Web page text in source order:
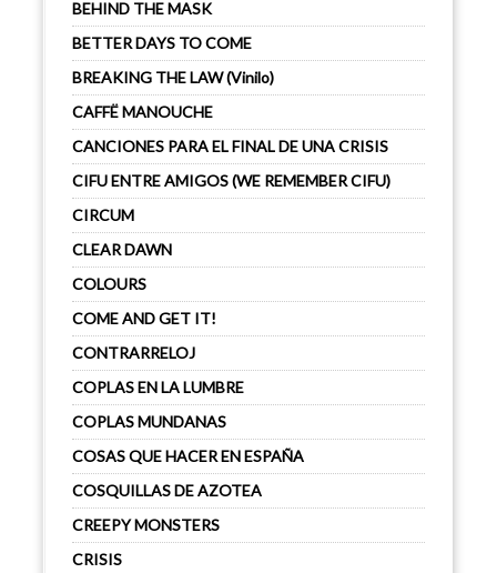
BEHIND THE MASK
BETTER DAYS TO COME
BREAKING THE LAW (Vinilo)
CAFFË MANOUCHE
CANCIONES PARA EL FINAL DE UNA CRISIS
CIFU ENTRE AMIGOS (WE REMEMBER CIFU)
CIRCUM
CLEAR DAWN
COLOURS
COME AND GET IT!
CONTRARRELOJ
COPLAS EN LA LUMBRE
COPLAS MUNDANAS
COSAS QUE HACER EN ESPAÑA
COSQUILLAS DE AZOTEA
CREEPY MONSTERS
CRISIS